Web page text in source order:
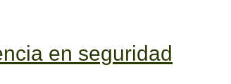
en seguridad